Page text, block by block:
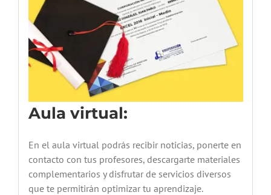
Aula virtual:
En el aula virtual podrás recibir noticias, ponerte en
contacto con tus profesores, descargarte materiales
complementarios y disfrutar de servicios diversos
que te permitirán optimizar tu aprendizaje.